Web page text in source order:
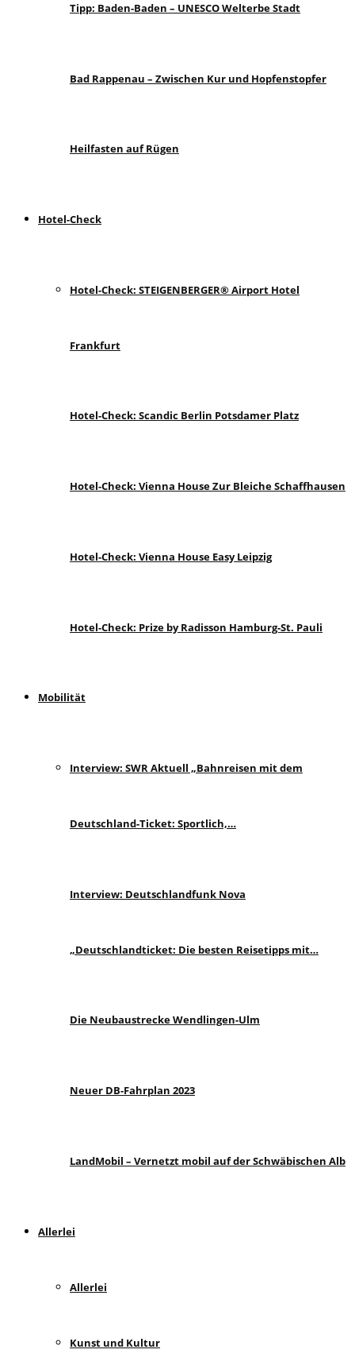
Tipp: Baden-Baden – UNESCO Welterbe Stadt
Bad Rappenau – Zwischen Kur und Hopfenstopfer
Heilfasten auf Rügen
Hotel-Check
Hotel-Check: STEIGENBERGER® Airport Hotel
Frankfurt
Hotel-Check: Scandic Berlin Potsdamer Platz
Hotel-Check: Vienna House Zur Bleiche Schaffhausen
Hotel-Check: Vienna House Easy Leipzig
Hotel-Check: Prize by Radisson Hamburg-St. Pauli
Mobilität
Interview: SWR Aktuell „Bahnreisen mit dem
Deutschland-Ticket: Sportlich,…
Interview: Deutschlandfunk Nova
„Deutschlandticket: Die besten Reisetipps mit…
Die Neubaustrecke Wendlingen-Ulm
Neuer DB-Fahrplan 2023
LandMobil – Vernetzt mobil auf der Schwäbischen Alb
Allerlei
Allerlei
Kunst und Kultur